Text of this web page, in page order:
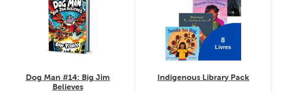
Dog Man #14: Big Jim
Believes
8
Livres
Indigenous Library Pack